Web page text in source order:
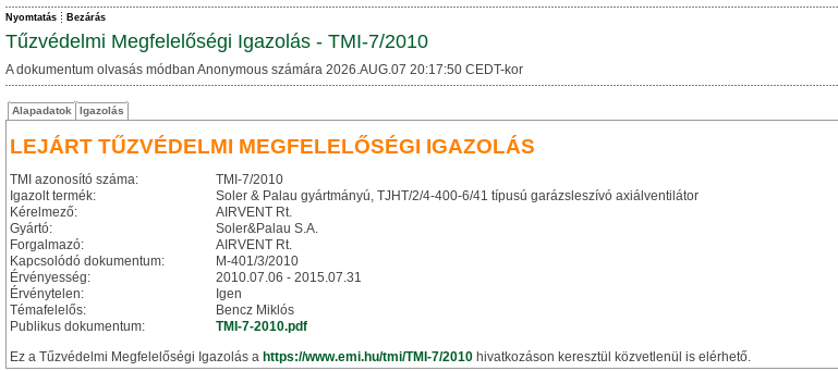
Nyomtatás Bezárás
Tűzvédelmi Megfelelőségi Igazolás - TMI-7/2010
A dokumentum olvasás módban Anonymous számára 2026.AUG.07 20:17:50 CEDT-kor
Alapadatok Igazolás
LEJÁRT TŰZVÉDELMI MEGFELELŐSÉGI IGAZOLÁS
TMI azonosító száma:
TMI-7/2010
Igazolt termék:
Soler & Palau gyártmányú, TJHT/2/4-400-6/41 típusú garázsleszívó axiálventilátor
Kérelmező:
AIRVENT Rt.
Gyártó:
Soler&Palau S.A.
Forgalmazó:
AIRVENT Rt.
Kapcsolódó dokumentum:
M-401/3/2010
Érvényesség:
2010.07.06 - 2015.07.31
Érvénytelen:
Igen
Témafelelős:
Bencz Miklós
Publikus dokumentum:
TMI-7-2010.pdf
Ez a Tűzvédelmi Megfelelőségi Igazolás a https://www.emi.hu/tmi/TMI-7/2010 hivatkozáson keresztül közvetlenül is elérhető.